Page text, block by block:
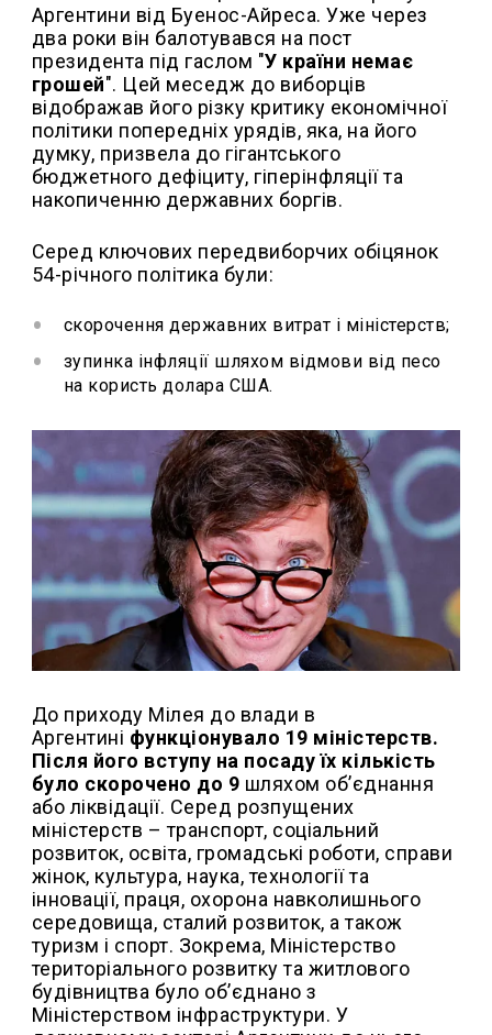
Аргентини від Буенос-Айреса. Уже через
два роки він балотувався на пост
президента під гаслом "У країни немає
грошей". Цей меседж до виборців
відображав його різку критику економічної
політики попередніх урядів, яка, на його
думку, призвела до гігантського
бюджетного дефіциту, гіперінфляції та
накопиченню державних боргів.
Серед ключових передвиборчих обіцянок
54-річного політика були:
скорочення державних витрат і міністерств;
зупинка інфляції шляхом відмови від песо
на користь долара США.
До приходу Мілея до влади в
Аргентині функціонувало 19 міністерств.
Після його вступу на посаду їх кількість
було скорочено до 9 шляхом об’єднання
або ліквідації. Серед розпущених
міністерств – транспорт, соціальний
розвиток, освіта, громадські роботи, справи
жінок, культура, наука, технології та
інновації, праця, охорона навколишнього
середовища, сталий розвиток, а також
туризм і спорт. Зокрема, Міністерство
територіального розвитку та житлового
будівництва було об’єднано з
Міністерством інфраструктури. У